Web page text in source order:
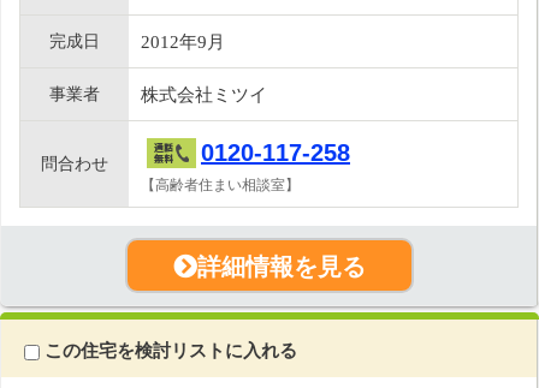
完成日 2012年9月
事業者 株式会社ミツイ
問合わせ 0120-117-258
【高齢者住まい相談室】
詳細情報を見る
この住宅を検討リストに入れる